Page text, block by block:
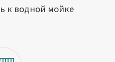
Сотрудничество
к водной мойке